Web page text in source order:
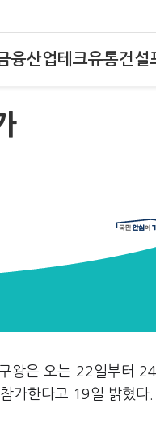
융산업테크유통건설
왕은 오는 22일부터 24
가한다고 19일 밝혔다.